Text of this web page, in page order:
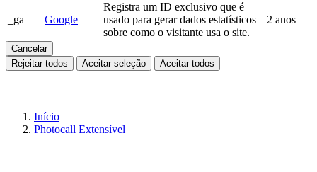
_ga Google
Registra um ID exclusivo que é
usado para gerar dados estatísticos
sobre como o visitante usa o site.
2 anos
Cancelar
Rejeitar todos
Aceitar seleção Aceitar todos
Início
Photocall Extensível